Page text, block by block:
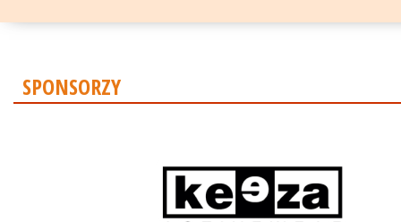
SPONSORZY